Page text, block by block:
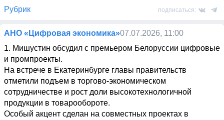
Рубрик подписаться:
АНО «Цифровая экономика»07.07.2026, 11:00
1. Мишустин обсудил с премьером Белоруссии цифровые
и промпроекты.
На встрече в Екатеринбурге главы правительств
отметили подъем в торгово-экономическом
сотрудничестве и рост доли высокотехнологичной
продукции в товарообороте.
Особый акцент сделан на совместных проектах в